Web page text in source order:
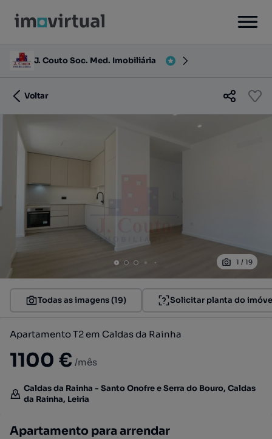
J. Couto Soc. Med. Imobiliária
Voltar
1 / 19
Todas as imagens (19) Solicitar planta do
Apartamento T2 em Caldas da Rainha
1100 € /mês
Caldas da Rainha - Santo Onofre e Serra do Bouro, Caldas
da Rainha, Leiria
Apartamento para arrendar